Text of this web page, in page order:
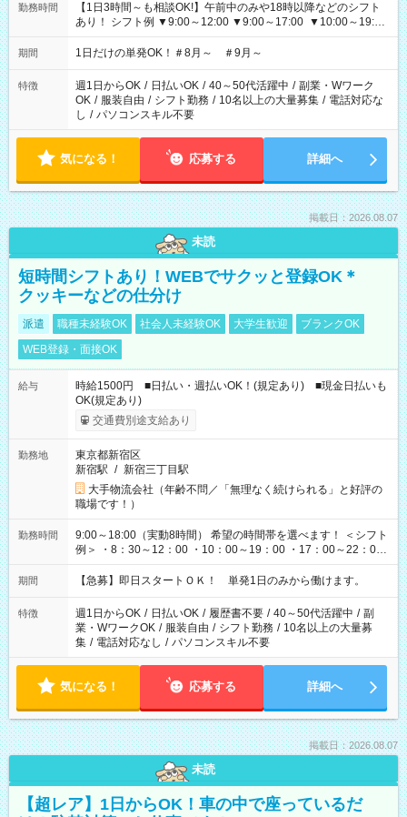
勤務時間
【1日3時間～も相談OK!】午前中のみや18時以降などのシフト
あり！ シフト例 ▼9:00～12:00 ▼9:00～17:00 ▼10:00～19:00
▼18:00～21:00
期間 1日だけの単発OK！＃8月～ ＃9月～
特徴 週1日からOK / 日払いOK / 40～50代活躍中 / 副業・Wワーク
OK / 服装自由 / シフト勤務 / 10名以上の大量募集 / 電話対応な
し / パソコンスキル不要
気になる！ 応募する 詳細へ
掲載日：2026.08.07
未読
短時間シフトあり！WEBでサクッと登録OK＊
クッキーなどの仕分け
派遣 職種未経験OK 社会人未経験OK 大学生歓迎
ブランクOK
WEB登録・面接OK
給与
時給1500円 ■日払い・週払いOK！(規定あり) ■現金日払いも
OK(規定あり)
交通費別途支給あり
勤務地
東京都新宿区
新宿駅 / 新宿三丁目駅
大手物流会社（年齢不問／「無理なく続けられる」と好評の
職場です！）
勤務時間
9:00～18:00（実動8時間） 希望の時間帯を選べます！ ＜シフト
例＞ ・8：30～12：00 ・10：00～19：00 ・17：00～22：00
・13：00～22：00 ・22：00～翌6：00 など
期間 【急募】即日スタートＯＫ！ 単発1日のみから働けます。
特徴 週1日からOK / 日払いOK / 履歴書不要 / 40～50代活躍中 / 副
業・WワークOK / 服装自由 / シフト勤務 / 10名以上の大量募
集 / 電話対応なし / パソコンスキル不要
気になる！ 応募する 詳細へ
掲載日：2026.08.07
未読
【超レア】1日からOK！車の中で座っているだ